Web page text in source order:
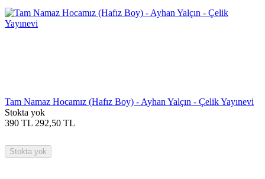
Tam Namaz Hocamız (Hafız Boy) - Ayhan Yalçın - Çelik Yayınevi
Stokta yok
390 TL 292,50 TL
Stokta yok